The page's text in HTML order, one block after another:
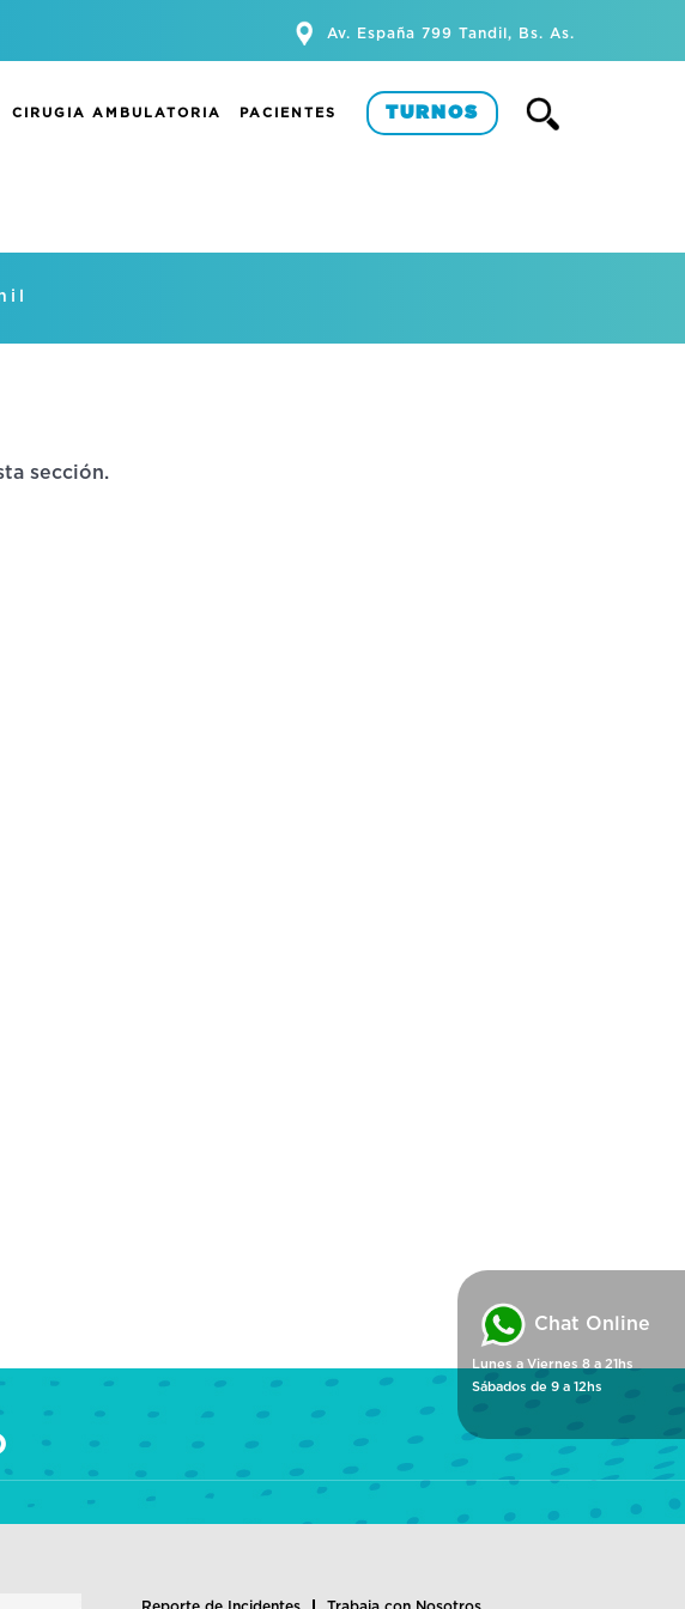
Av. España 799 Tandil, Bs. As.
CIRUGIA AMBULATORIA PACIENTES TURNOS
Chat Online
Lunes a Viernes 8 a 21hs
Sábados de 9 a 12hs
sección.